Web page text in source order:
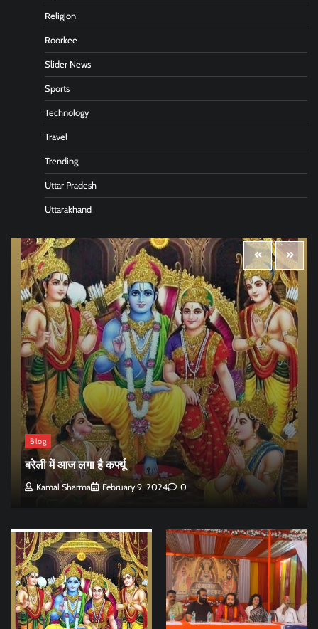
Religion
Roorkee
Slider News
Sports
Technology
Travel
Trending
Uttar Pradesh
Uttarakhand
Blog
बरेली में आज लगा है कर्फ्यू
Kamal Sharma February 9, 2024 0